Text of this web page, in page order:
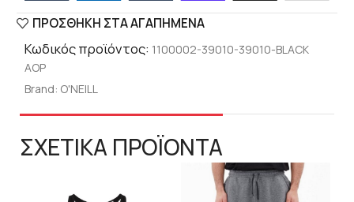
ΠΡΟΣΘΉΚΗ ΣΤΑ ΑΓΑΠΗΜΈΝΑ
Κωδικός προϊόντος: 1100002-39010-39010-BLACK
AOP
Brand: O'NEILL
ΣΧΕΤΙΚΑ ΠΡΟΪΟΝΤΑ